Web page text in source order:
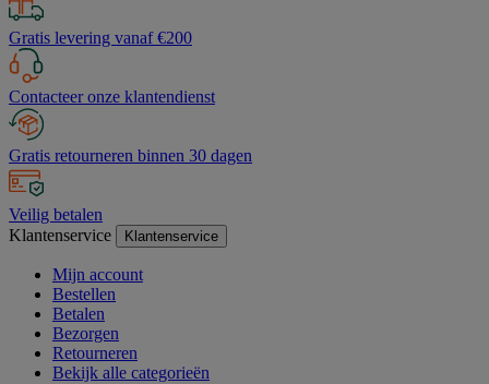
Gratis levering vanaf €200
Contacteer onze klantendienst
Gratis retourneren binnen 30 dagen
Veilig betalen
Klantenservice
Klantenservice
Mijn account
Bestellen
Betalen
Bezorgen
Retourneren
Bekijk alle categorieën